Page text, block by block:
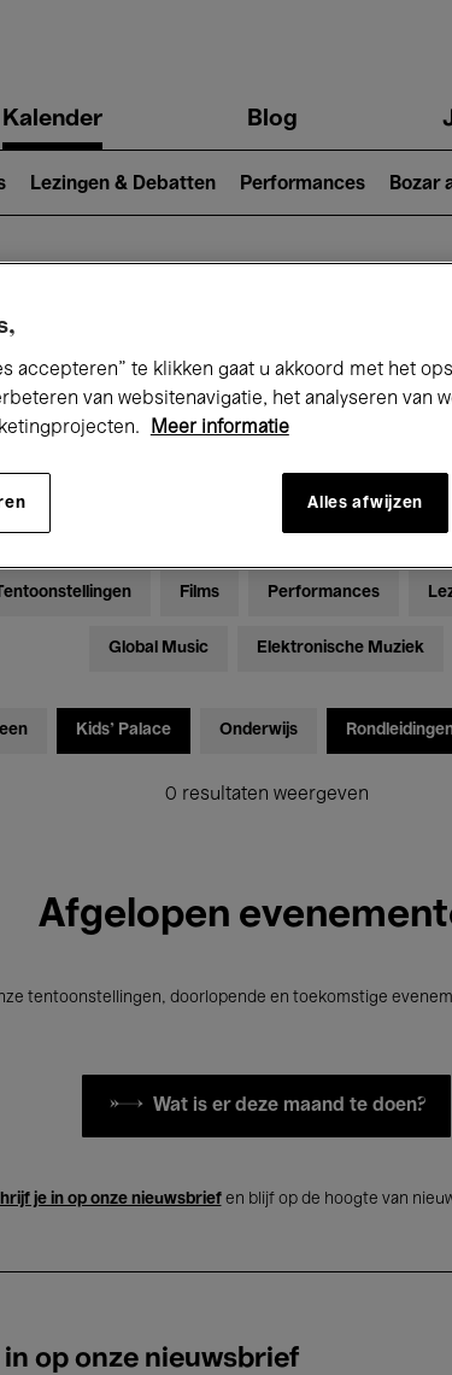
Kalender Blog
Lezingen & Debatten Performances Bozar
Tentoonstellingen Films Performances
Global Music Elektronische Muziek
Kids’ Palace Onderwijs
0 resultaten weergeven
Afgelopen
tentoonstellingen, doorlopende en toekomstige
Wat is er deze maand te doen?
je in op onze nieuwsbriefen blijf op de hoogte van
op onze nieuwsbrief
accepteren” te klikken gaat u akkoord met het
van websitenavigatie, het analyseren van
Meer informatie
Alles afwijzen